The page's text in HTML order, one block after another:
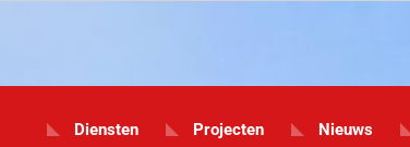
Diensten Projecten Nieuws